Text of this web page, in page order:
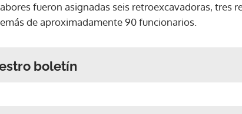
fueron asignadas seis retroexcavadoras, tres
de aproximadamente 90 funcionarios.
boletín